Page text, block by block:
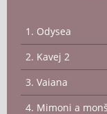
1. Odysea
2. Kavej 2
3. Vaiana
4. Mimoni a